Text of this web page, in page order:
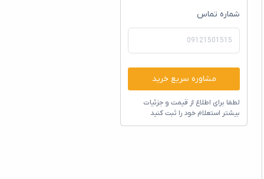
شماره تماس
مشاوره سریع خرید
لطفا برای اطلاع از قیمت و جزئیات
بیشتر استعلام خود را ثبت کنید